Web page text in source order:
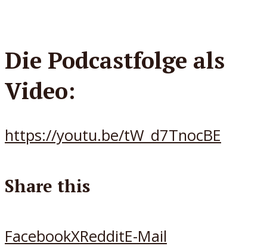
Die Podcastfolge als
Video:
https://youtu.be/tW_d7TnocBE
Share this
FacebookXRedditE-Mail